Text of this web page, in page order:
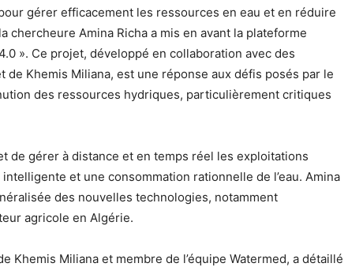
gérer efficacement les ressources en eau et en réduire
chercheure Amina Richa a mis en avant la plateforme
». Ce projet, développé en collaboration avec des
de Khemis Miliana, est une réponse aux défis posés par le
des ressources hydriques, particulièrement critiques
de gérer à distance et en temps réel les exploitations
et une consommation rationnelle de l’eau. Amina
des nouvelles technologies, notamment
agricole en Algérie.
Khemis Miliana et membre de l’équipe Watermed, a détaillé